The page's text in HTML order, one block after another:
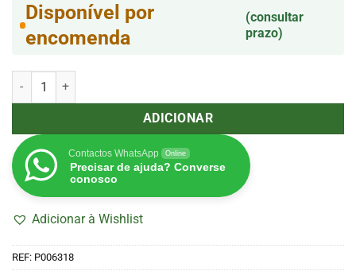
Disponível por
encomenda
(consultar
prazo)
Quantidade de Ph - Grow 1L (DutchPro)
ADICIONAR
Contactos WhatsApp Online
Precisar de ajuda? Converse
conosco
Adicionar à Wishlist
REF: P006318